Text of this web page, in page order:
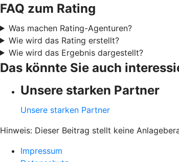
FAQ zum Rating
Was machen Rating-Agenturen?
Wie wird das Rating erstellt?
Wie wird das Ergebnis dargestellt?
Das könnte Sie auch
Unsere starken Partner
Unsere starken Partner
Hinweis: Dieser Beitrag stellt keine
Impressum